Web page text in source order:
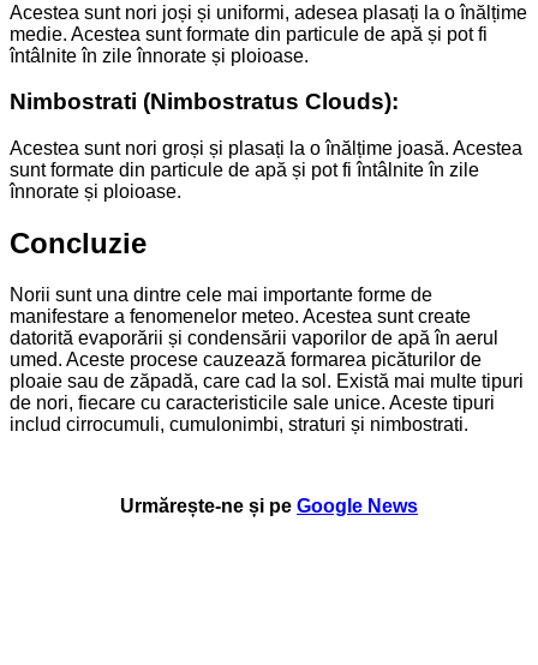
Acestea sunt nori joși și uniformi, adesea plasați la o înălțime
medie. Acestea sunt formate din particule de apă și pot fi
întâlnite în zile înnorate și ploioase.
Nimbostrati (Nimbostratus Clouds):
Acestea sunt nori groși și plasați la o înălțime joasă. Acestea
sunt formate din particule de apă și pot fi întâlnite în zile
înnorate și ploioase.
Concluzie
Norii sunt una dintre cele mai importante forme de
manifestare a fenomenelor meteo. Acestea sunt create
datorită evaporării și condensării vaporilor de apă în aerul
umed. Aceste procese cauzează formarea picăturilor de
ploaie sau de zăpadă, care cad la sol. Există mai multe tipuri
de nori, fiecare cu caracteristicile sale unice. Aceste tipuri
includ cirrocumuli, cumulonimbi, straturi și nimbostrati.
Urmărește-ne și pe Google News